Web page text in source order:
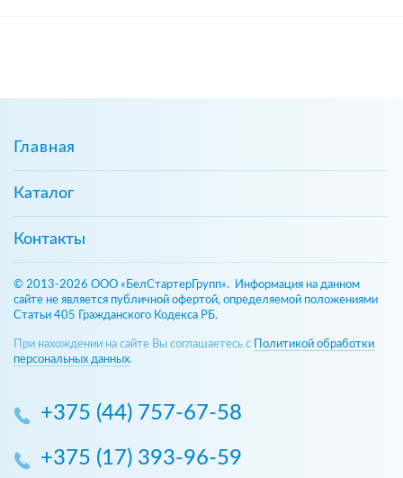
Главная
Каталог
Контакты
© 2013-2026 ООО «БелСтартерГрупп». Информация на данном
сайте не является публичной офертой, определяемой положениями
Статьи 405 Гражданского Кодекса РБ.
При нахождении на сайте Вы соглашаетесь с
Политикой обработки
персональных данных.
+375 (44) 757-67-58
+375 (17) 393-96-59